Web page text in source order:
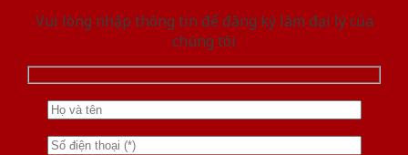
Vui lòng nhập thông tin để đăng ký làm đại lý của
chúng tôi